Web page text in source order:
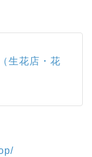
生花店・花